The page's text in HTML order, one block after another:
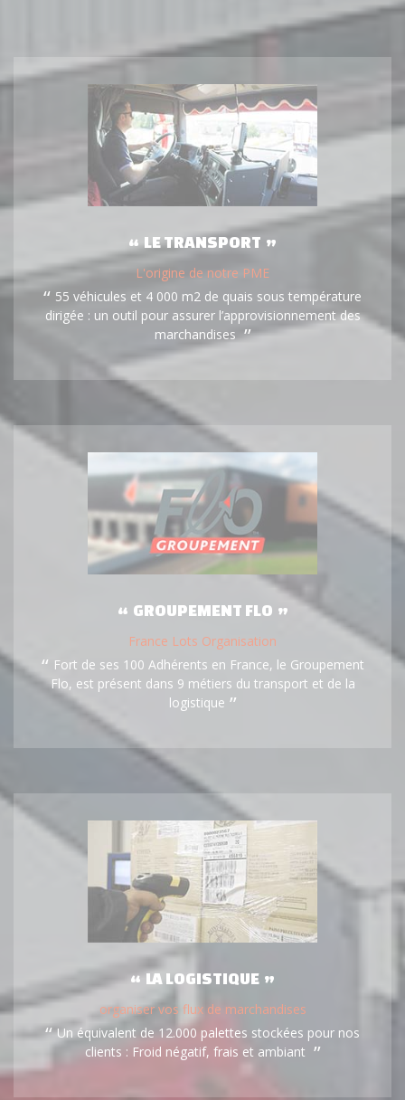
LE TRANSPORT
L'origine de notre PME
55 véhicules et 4 000 m2 de quais sous température
dirigée : un outil pour assurer l’approvisionnement des
marchandises
GROUPEMENT FLO
France Lots Organisation
Fort de ses 100 Adhérents en France, le Groupement
Flo, est présent dans 9 métiers du transport et de la
logistique
LA LOGISTIQUE
organiser vos flux de marchandises
Un équivalent de 12.000 palettes stockées pour nos
clients : Froid négatif, frais et ambiant